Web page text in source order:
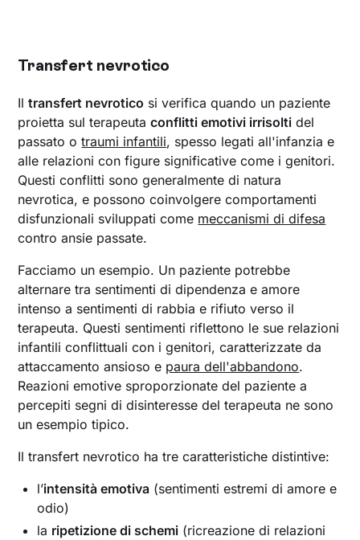
Transfert nevrotico
Iltransfert nevrotico si verifica quando un paziente
proietta sul terapeutaconflitti emotivi irrisolti del
passato otraumi infantili, spesso legati all'infanzia e
alle relazioni con figure significative come i genitori.
Questi conflitti sono generalmente di natura
nevrotica, e possono coinvolgere comportamenti
disfunzionali sviluppati come meccanismi di difesa
contro ansie passate.
Facciamo un esempio. Un paziente potrebbe
alternare tra sentimenti di dipendenza e amore
intenso a sentimenti di rabbia e rifiuto verso il
terapeuta. Questi sentimenti riflettono le sue relazioni
infantili conflittuali con i genitori, caratterizzate da
attaccamento ansioso e paura dell'abbandono.
Reazioni emotive sproporzionate del paziente a
percepiti segni di disinteresse del terapeuta ne sono
un esempio tipico.
Il transfert nevrotico ha tre caratteristiche distintive:
l’intensità emotiva (sentimenti estremi di amore e
odio)
la ripetizione di schemi (ricreazione di relazioni